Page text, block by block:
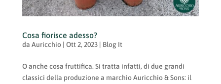
Cosa fiorisce adesso?
da Auricchio| Ott 2, 2023| Blog It
O anche cosa fruttifica. Si tratta infatti, di due grandi
classici della produzione a marchio Auricchio & Sons: il